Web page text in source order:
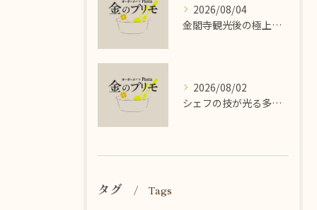
2026/08/04
金閣寺観光後の極上オーダーパスタ
2026/08/02
シェフの技が光る多彩なイタリアンパスタ料理
タグ Tags